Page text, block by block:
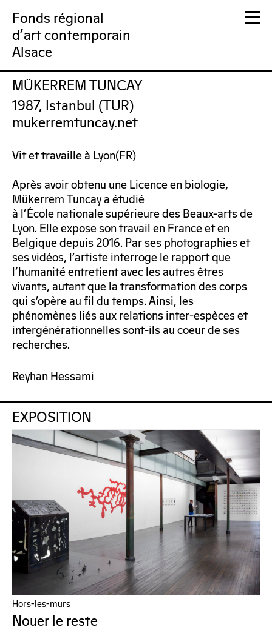
Fonds régional
d'art contemporain
Alsace
FRAC Alsace
MÜKERREM TUNCAY
1987, Istanbul (TUR)
mukerremtuncay.net
Vit et travaille à Lyon(FR)
Après avoir obtenu une Licence en biologie,
Mükerrem Tuncay a étudié
à l’École nationale supérieure des Beaux-arts de
Lyon. Elle expose son travail en France et en
Belgique depuis 2016. Par ses photographies et
ses vidéos, l’artiste interroge le rapport que
l’humanité entretient avec les autres êtres
vivants, autant que la transformation des corps
qui s’opère au fil du temps. Ainsi, les
phénomènes liés aux relations inter-espèces et
intergénérationnelles sont-ils au coeur de ses
recherches.
Reyhan Hessami
EXPOSITION
Hors-les-murs
Nouer le reste